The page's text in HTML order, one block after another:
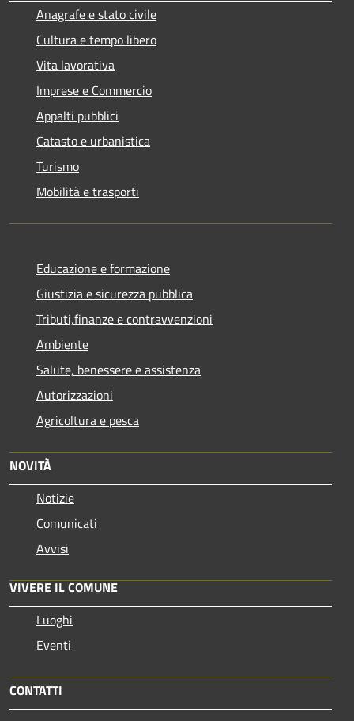
Anagrafe e stato civile
Cultura e tempo libero
Vita lavorativa
Imprese e Commercio
Appalti pubblici
Catasto e urbanistica
Turismo
Mobilità e trasporti
Educazione e formazione
Giustizia e sicurezza pubblica
Tributi,finanze e contravvenzioni
Ambiente
Salute, benessere e assistenza
Autorizzazioni
Agricoltura e pesca
NOVITÀ
Notizie
Comunicati
Avvisi
VIVERE IL COMUNE
Luoghi
Eventi
CONTATTI